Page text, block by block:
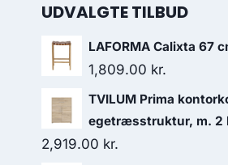
UDVALGTE TILBUD
LAFORMA Calixta 67
1,809.00 kr.
TVILUM Prima
egetræsstruktur, m. 2
2,919.00 kr.